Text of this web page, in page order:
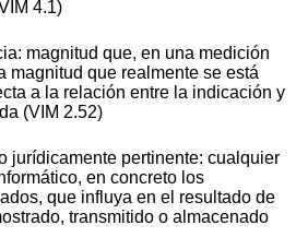
4.1)
magnitud que, en una medición
magnitud que realmente se está
a la relación entre la indicación y
(VIM 2.52)
jurídicamente pertinente: cualquier
en concreto los
que influya en el resultado de
transmitido o almacenado